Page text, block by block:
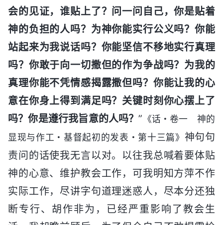
会的见证，谁贴上了？问一问自己，你是贴着
神的负担的人吗？为神你能实行公义吗？你能
站起来为我说话吗？你能坚信不移地实行真理
吗？你敢于向一切撒但的作为争战吗？为我的
真理你能不凭情感揭露撒但吗？你能让我的心
意在你身上得到满足吗？关键时刻你心摆上了
吗？你是遵行我旨意的人吗？” 《话・卷一 神的
显现与作工・基督起初的发表・第十三篇》 神句句
责问的话使我无言以对。以往我总喊着要体贴
神的心意、维护教会工作，可我明知方萍不作
实际工作，尽讲字句道理迷惑人，尽本分还独
断专行、胡作非为，已经严重影响了教会生